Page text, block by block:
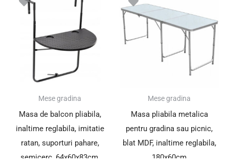
SUPER PREȚ!Mese gradina
Masa de balcon pliabila,
inaltime reglabila, imitatie
ratan, suporturi pahare,
semicerc, 64x60x83cm,
142.00 lei.
108.90 lei.
Mese gradina
Masa pliabila metalica
pentru gradina sau picnic,
blat MDF, inaltime reglabila,
180x60cm